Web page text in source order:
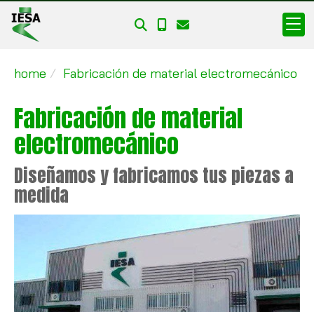
home Fabricación de material electromecánico
Fabricación de material
electromecánico
Diseñamos y fabricamos tus piezas a
medida